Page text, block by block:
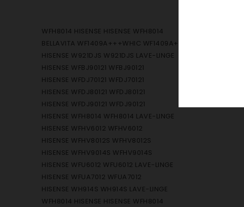
WFH8014 HISENSE HISENSE WFH8014
BELLAVITA WF1409A+++WHIC WF1409A+++WHIC
HISENSE W921DJS W921DJS LAVE-LINGE
HISENSE WFBJ90121 WFBJ90121
HISENSE WFDJ70121 WFDJ70121
HISENSE WFDJ80121 WFDJ80121
HISENSE WFDJ90121 WFDJ90121
HISENSE WFH8014 WFH8014 LAVE-LINGE
HISENSE WFHV6012 WFHV6012
HISENSE WFHV8012S WFHV8012S
HISENSE WFHV9014S WFHV9014S
HISENSE WFU6012 WFU6012 LAVE-LINGE
HISENSE WFUA7012 WFUA7012
HISENSE WH914S WH914S LAVE-LINGE
WFH8014 HISENSE HISENSE WFH8014